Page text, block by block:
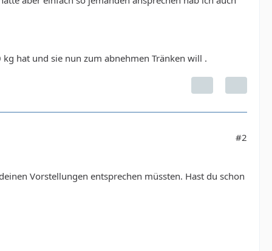
hat und sie nun zum abnehmen Tränken will .
#2
Vorstellungen entsprechen müssten. Hast du schon